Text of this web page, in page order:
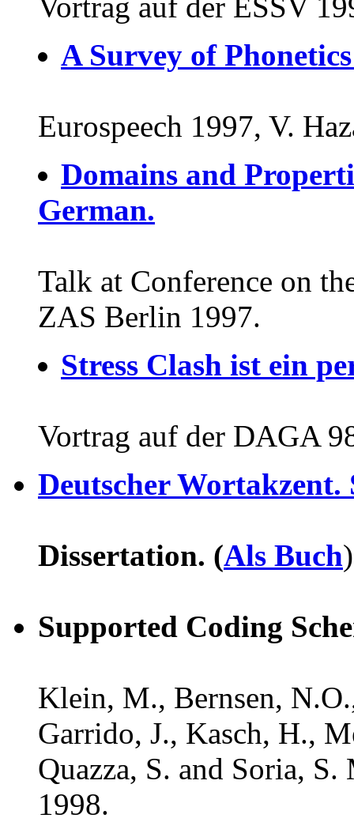
A Survey of
Eurospeech 1997, V.
Domains and
German.
Talk at Conference on
ZAS Berlin 1997.
Stress Clash ist ein
Vortrag auf der DAGA
Deutscher Wortakzent.
Dissertation. (Als Buch)
Supported Coding
Klein, M., Bernsen,
Garrido, J., Kasch, H.,
Quazza, S. and Soria,
1998.